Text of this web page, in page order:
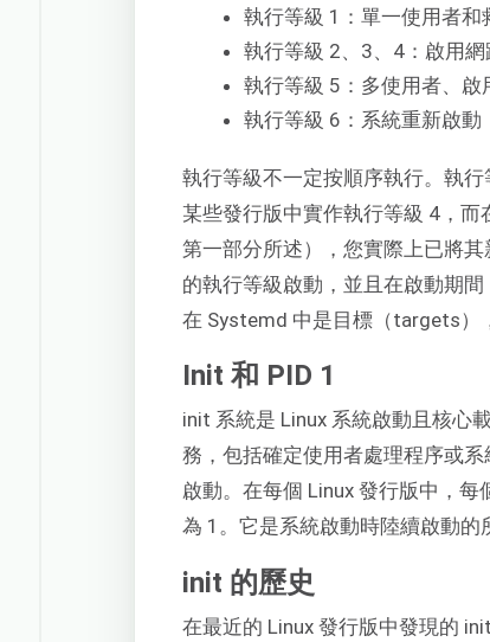
執行等級 1：單一使用者和
執行等級 2、3、4：啟用
執行等級 5：多使用者、啟
執行等級 6：系統重新啟動
執行等級不一定按順序執行。執
某些發行版中實作執行等級 4，
第一部分所述），您實際上已將
的執行等級啟動，並且在啟動期
在 Systemd 中是目標（targets）
Init 和 PID 1
init 系統是 Linux 系統啟動且核心
務，包括確定使用者處理程序或
啟動。在每個 Linux 發行版中，
為 1。它是系統啟動時陸續啟動的
init 的歷史
在最近的 Linux 發行版中發現的